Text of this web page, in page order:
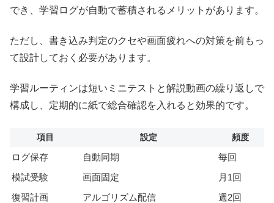
でき、学習ログが自動で蓄積されるメリットがあります。
ただし、書き込み判定のクセや画面疲れへの対策を前もっ
て設計しておく必要があります。
学習ルーティンは短いミニテストと解説動画の繰り返しで
構成し、定期的に紙で総合確認を入れると効果的です。
項目 設定 頻度
ログ保存 自動同期
毎回
模試受験
画面固定
月1回
復習計画
アルゴリズム配信 週2回